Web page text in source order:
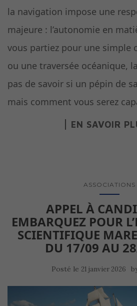
la navigation impose une
majeure : l’autonomie en
vous partiez pour une simple
ou une traversée océanique,
pas de savoir si un pépin de
mais comment vous serez
EN SAVOIR
ASSOCIATIONS
APPEL À
EMBARQUEZ POUR
SCIENTIFIQUE
DU 17/09 AU
Posté le 21 janvier 2026